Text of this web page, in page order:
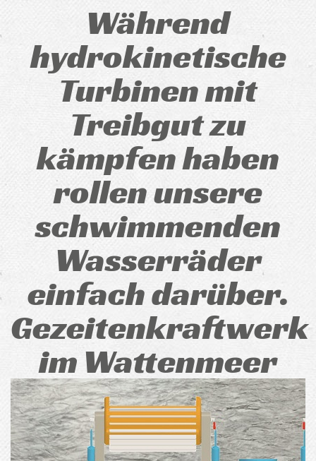
Während
hydrokinetische
Turbinen mit
Treibgut zu
kämpfen haben
rollen unsere
schwimmenden
Wasserräder
einfach darüber.
Gezeitenkraftwerk
im Wattenmeer